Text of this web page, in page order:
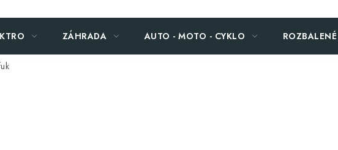
ZÁHRADA AUTO - MOTO - CYKLO